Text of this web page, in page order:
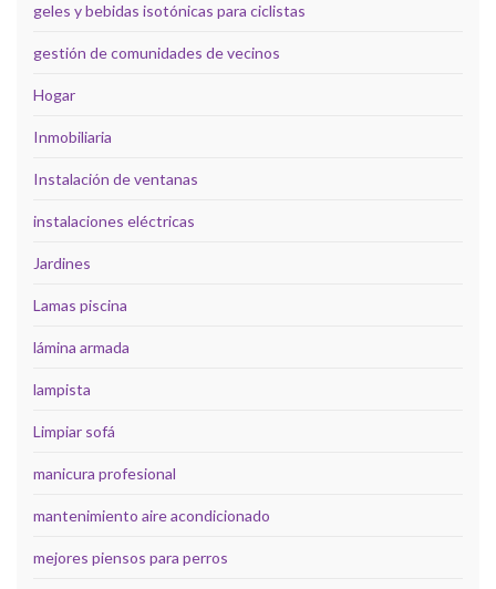
geles y bebidas isotónicas para ciclistas
gestión de comunidades de vecinos
Hogar
Inmobiliaria
Instalación de ventanas
instalaciones eléctricas
Jardines
Lamas piscina
lámina armada
lampista
Limpiar sofá
manicura profesional
mantenimiento aire acondicionado
mejores piensos para perros